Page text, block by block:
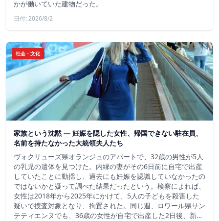
かが働いていた建物だった。
日付: 2026/8/2
社会・文化
家族という沈黙 ― 妊娠を隠した女性、帰国できない駐在員、
名前を持たなかった大統領夫人たち
ヴォクリューズ県オランジュのアパートで、32歳の男性が5人
の乳児の遺体を見つけた。内縁の妻がその6日前に自宅で出産
していたことに動揺し、過去にも妊娠を認識していなかったの
ではないかと疑って調べた結果だったという。検察によれば、
女性は2018年から2025年にかけて、5人の子どもを殺害した
疑いで捜査対象となり、拘置された。同じ週、ロワール県サン
テティエンヌでも、36歳の女性が自宅で出産した2日後、新…